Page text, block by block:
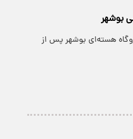
بوشهر
هسته‌ای بوشهر پس از